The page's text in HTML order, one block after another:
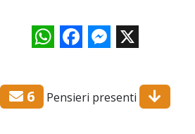
WhatsAppFacebookMessenger
X
6 Pensieri presenti